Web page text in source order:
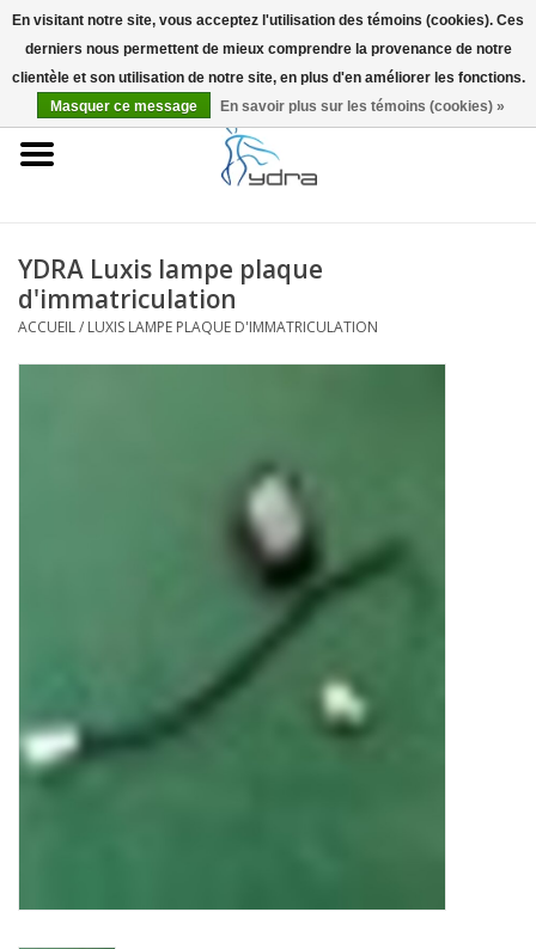
EUR
Accueil
Infos
YDRA Luxis lampe plaque
d'immatriculation
ACCUEIL/ LUXIS LAMPE PLAQUE D'IMMATRICULATION
En visitant notre site, vous acceptez l'utilisation des témoins (cookies). Ces
derniers nous permettent de mieux comprendre la provenance de notre
clientèle et son utilisation de notre site, en plus d'en améliorer les fonctions.
Masquer ce message
En savoir plus sur les témoins (cookies) »